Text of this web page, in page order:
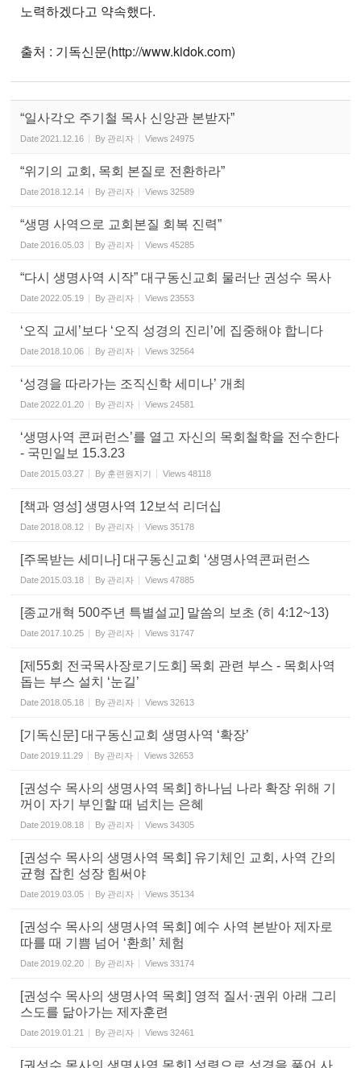
노력하겠다고 약속했다.
출처 : 기독신문(http://www.kidok.com)
“일사각오 주기철 목사 신앙관 본받자”
Date 2021.12.16 By 관리자 Views 24975
“위기의 교회, 목회 본질로 전환하라”
Date 2018.12.14 By 관리자 Views 32589
“생명 사역으로 교회본질 회복 진력”
Date 2016.05.03 By 관리자 Views 45285
“다시 생명사역 시작” 대구동신교회 물러난 권성수 목사
Date 2022.05.19 By 관리자 Views 23553
‘오직 교세’보다 ‘오직 성경의 진리’에 집중해야 합니다
Date 2018.10.06 By 관리자 Views 32564
‘성경을 따라가는 조직신학 세미나’ 개최
Date 2022.01.20 By 관리자 Views 24581
‘생명사역 콘퍼런스’를 열고 자신의 목회철학을 전수한다
- 국민일보 15.3.23
Date 2015.03.27 By 훈련원지기 Views 48118
[책과 영성] 생명사역 12보석 리더십
Date 2018.08.12 By 관리자 Views 35178
[주목받는 세미나] 대구동신교회 ‘생명사역콘퍼런스
Date 2015.03.18 By 관리자 Views 47885
[종교개혁 500주년 특별설교] 말씀의 보초 (히 4:12~13)
Date 2017.10.25 By 관리자 Views 31747
[제55회 전국목사장로기도회] 목회 관련 부스 - 목회사역
돕는 부스 설치 ‘눈길’
Date 2018.05.18 By 관리자 Views 32613
[기독신문] 대구동신교회 생명사역 ‘확장’
Date 2019.11.29 By 관리자 Views 32653
[권성수 목사의 생명사역 목회] 하나님 나라 확장 위해 기
꺼이 자기 부인할 때 넘치는 은혜
Date 2019.08.18 By 관리자 Views 34305
[권성수 목사의 생명사역 목회] 유기체인 교회, 사역 간의
균형 잡힌 성장 힘써야
Date 2019.03.05 By 관리자 Views 35134
[권성수 목사의 생명사역 목회] 예수 사역 본받아 제자로
따를 때 기쁨 넘어 ‘환희’ 체험
Date 2019.02.20 By 관리자 Views 33174
[권성수 목사의 생명사역 목회] 영적 질서·권위 아래 그리
스도를 닮아가는 제자훈련
Date 2019.01.21 By 관리자 Views 32461
[권성수 목사의 생명사역 목회] 성령으로 성경을 풀어 사